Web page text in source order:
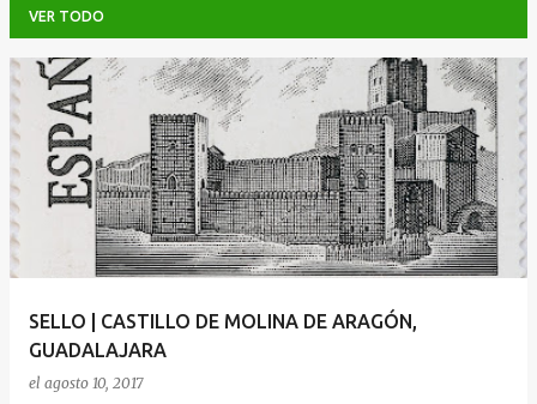
VER TODO
E
n
t
r
a
d
SELLO | CASTILLO DE MOLINA DE ARAGÓN,
GUADALAJARA
el agosto 10, 2017